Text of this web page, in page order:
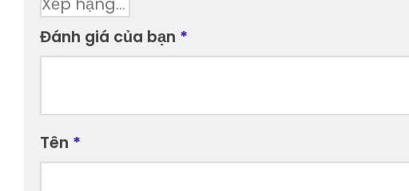
Đánh giá của bạn *
Tên *